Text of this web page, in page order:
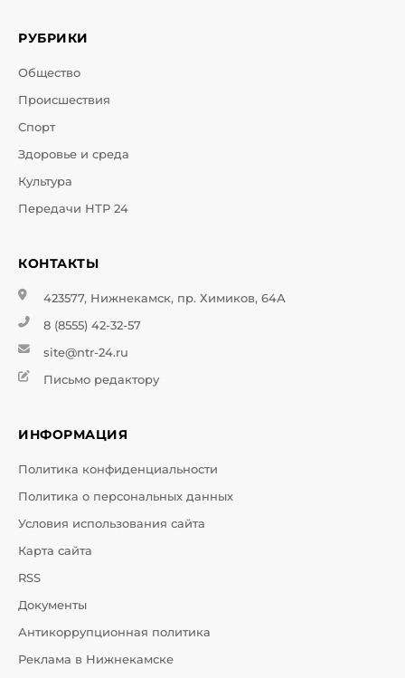
РУБРИКИ
Общество
Происшествия
Спорт
Здоровье и среда
Культура
Передачи НТР 24
КОНТАКТЫ
423577, Нижнекамск, пр. Химиков, 64А
8 (8555) 42-32-57
site@ntr-24.ru
Письмо редактору
ИНФОРМАЦИЯ
Политика конфиденциальности
Политика о персональных данных
Условия использования сайта
Карта сайта
RSS
Документы
Антикоррупционная политика
Реклама в Нижнекамске